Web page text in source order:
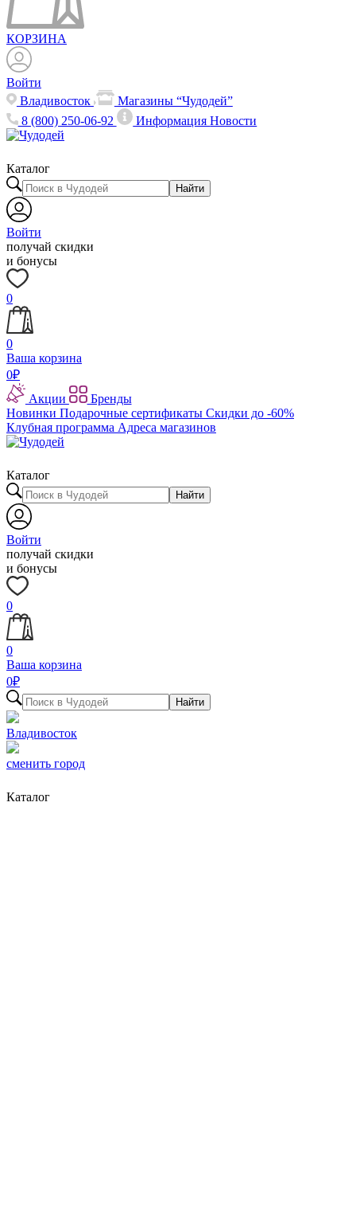
КОРЗИНА
Войти
Владивосток
Магазины “Чудодей”
8 (800) 250-06-92
ИнформацияНовости
Каталог
Найти
Войти
получай скидки
и бонусы
0
0
Ваша корзина
0₽
Акции
Бренды
Новинки Подарочные сертификаты Скидки до -60%
Клубная программа Адреса магазинов
Каталог
Найти
Войти
получай скидки
и бонусы
0
0
Ваша корзина
0₽
Найти
Владивосток
сменить город
Каталог